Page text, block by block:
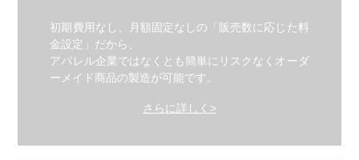
初期費用なし、月額固定なしの「販売数に応じた料
金設定」だから、
アパレル企業ではなくとも簡単にリスクなくオーダ
ーメイド商品の製造が可能です。
さらに詳しく>